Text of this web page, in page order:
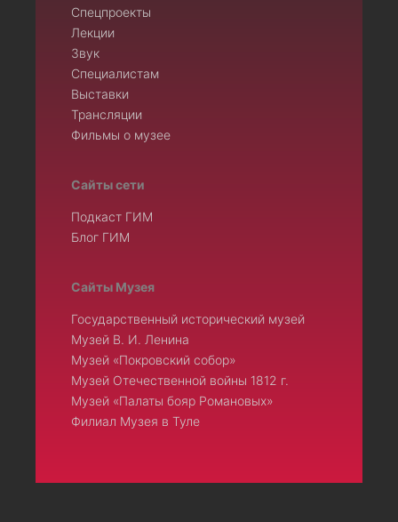
Спецпроекты
Лекции
Звук
Специалистам
Выставки
Трансляции
Фильмы о музее
Сайты сети
Подкаст ГИМ
Блог ГИМ
Сайты Музея
Государственный исторический музей
Музей В. И. Ленина
Музей «Покровский собор»
Музей Отечественной войны 1812 г.
Музей «Палаты бояр Романовых»
Филиал Музея в Туле